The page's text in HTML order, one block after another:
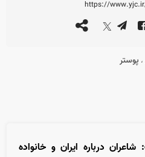
، پوستر
درباره ایران و خانواده